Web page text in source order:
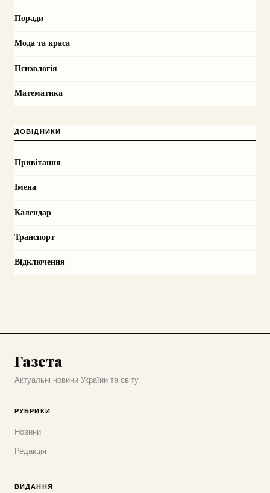
Поради
Мода та краса
Психологія
Математика
ДОВІДНИКИ
Привітання
Імена
Календар
Транспорт
Відключення
Газета
Актуальні новини України та світу
РУБРИКИ
Новини
Редакція
ВИДАННЯ